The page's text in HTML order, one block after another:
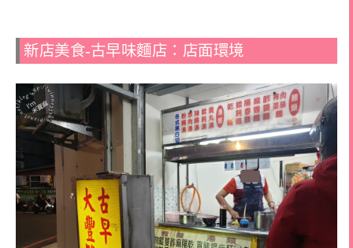
新店美食-古早味麵店：店面環境